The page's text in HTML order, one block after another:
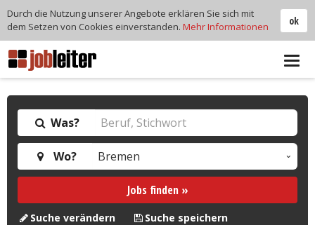
Was?
Wo?
Jobs finden »
Suche verändern Suche speichern
ok
Durch die Nutzung unserer Angebote erklären Sie sich mit
dem Setzen von Cookies einverstanden. Mehr Informationen